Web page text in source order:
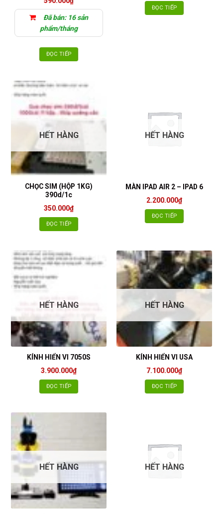
Đã bán: 16 sản
phẩm/tháng
ĐỌC TIẾP
ĐỌC TIẾP
HẾT HÀNG
CHỌC SIM (HỘP 1KG)
390d/1c
350.000₫
ĐỌC TIẾP
HẾT HÀNG
MÀN IPAD AIR 2 – IPAD 6
2.200.000₫
ĐỌC TIẾP
HẾT HÀNG
KÍNH HIỂN VI 7050S
3.900.000₫
ĐỌC TIẾP
HẾT HÀNG
KÍNH HIỂN VI USA
7.100.000₫
ĐỌC TIẾP
HẾT HÀNG HẾT HÀNG